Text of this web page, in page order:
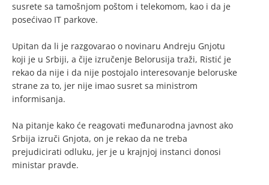
susrete sa tamošnjom poštom i telekomom, kao i da je
posećivao IT parkove.
Upitan da li je razgovarao o novinaru Andreju Gnjotu
koji je u Srbiji, a čije izručenje Belorusija traži, Ristić je
rekao da nije i da nije postojalo interesovanje beloruske
strane za to, jer nije imao susret sa ministrom
informisanja.
Na pitanje kako će reagovati međunarodna javnost ako
Srbija izruči Gnjota, on je rekao da ne treba
prejudicirati odluku, jer je u krajnjoj instanci donosi
ministar pravde.